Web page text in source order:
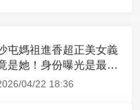
屯媽祖進香超正美女義
是她！身份曝光是最美
一輩子不結婚
04/22 18:36